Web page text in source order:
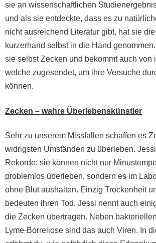
sie an wissenschaftlichen
und als sie entdeckte, dass es zu
nicht ausreichend Literatur gibt, hat sie
kurzerhand selbst in die Hand
sie selbst Zecken und bekommt auch von
welche zugesendet, um ihre Versuche
können.
Zecken – wahre Überlebenskünstler
Sehr zu unserem Missfallen schaffen es
widrigsten Umständen zu überleben.
Rekorde: sie können nicht nur
problemlos überleben, sondern es im
ohne Blut aushalten. Einzig Trockenheit
bedeuten ihren Tod. Jessi nennt auch
die Zecken übertragen. Neben
Lyme-Borreliose sind das auch Viren. In